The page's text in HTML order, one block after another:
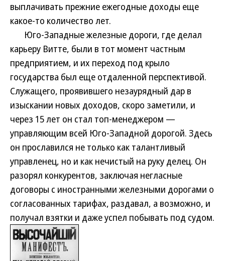
выплачивать прежние ежегодные доходы еще
какое-то количество лет.
Юго-Западные железные дороги, где делал
карьеру Витте, были в тот момент частным
предприятием, и их переход под крыло
государства был еще отдаленной перспективой.
Служащего, проявившего незаурядный дар в
изыскании новых доходов, скоро заметили, и
через 15 лет он стал топ-менеджером —
управляющим всей Юго-Западной дорогой. Здесь
он прославился не только как талантливый
управленец, но и как нечистый на руку делец. Он
разорял конкурентов, заключая негласные
договоры с иностранными железными дорогами о
согласованных тарифах, раздавал, а возможно, и
получал взятки и даже успел побывать под судом.